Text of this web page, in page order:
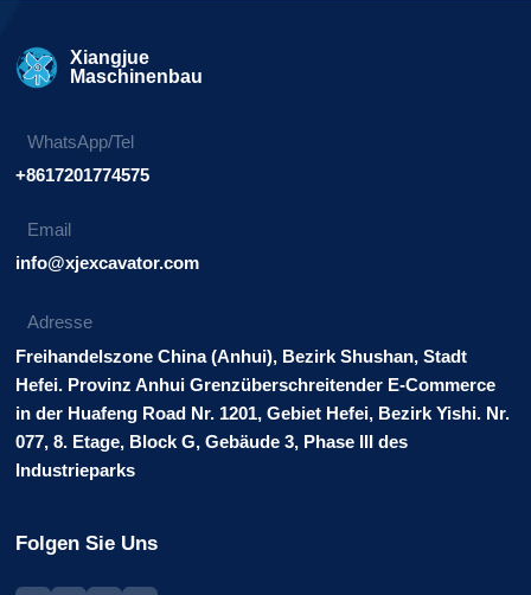
Xiangjue
Maschinenbau
WhatsApp/Tel
+8617201774575
Email
info@xjexcavator.com
Adresse
Freihandelszone China (Anhui), Bezirk Shushan, Stadt
Hefei. Provinz Anhui Grenzüberschreitender E-Commerce
in der Huafeng Road Nr. 1201, Gebiet Hefei, Bezirk Yishi. Nr.
077, 8. Etage, Block G, Gebäude 3, Phase III des
Industrieparks
Folgen Sie Uns